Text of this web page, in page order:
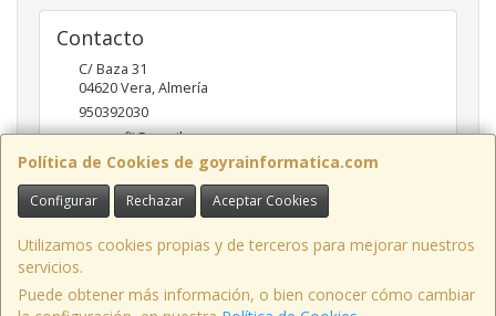
Política de Cookies de goyrainformatica.com
Configurar Rechazar Aceptar Cookies
Utilizamos cookies propias y de terceros para mejorar nuestros
servicios.
Puede obtener más información, o bien conocer cómo cambiar
Contacto
C/ Baza 31
04620Vera,Almería
950392030
goyraofii@gmail.com
Horario
9.00-14.00; 17:00-20.00